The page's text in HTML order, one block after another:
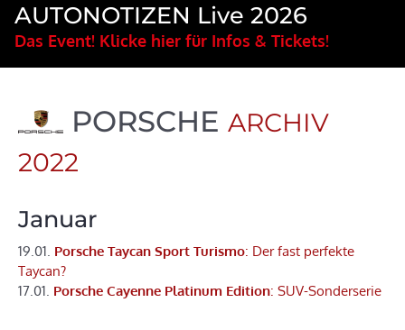
AUTONOTIZEN Live 2026
Das Event! Klicke hier für Infos & Tickets!
PORSCHE ARCHIV
2022
Januar
19.01. Porsche Taycan Sport Turismo: Der fast perfekte
Taycan?
17.01. Porsche Cayenne Platinum Edition: SUV-Sonderserie